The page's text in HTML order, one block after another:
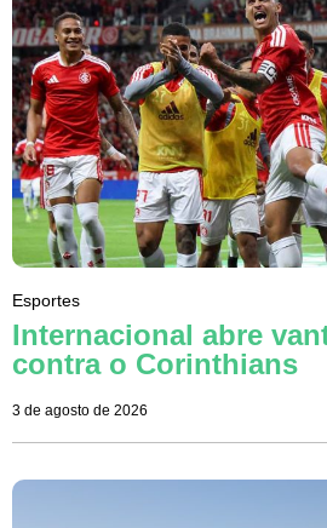
Esportes
Internacional abre
contra o Corinthians
3 de agosto de 2026